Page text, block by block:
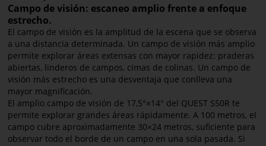
Campo de visión: escaneo amplio frente a enfoque
estrecho.
El campo de visión es la amplitud de la escena que se observa
a una distancia determinada. Un campo de visión más amplio
permite explorar áreas extensas con mayor rapidez: praderas
abiertas, linderos de campos, cimas de colinas. Un campo de
visión más estrecho es una desventaja que conlleva una
mayor magnificación.
El amplio campo de visión de 17,5°×14° del QUEST S50R te
permite explorar grandes áreas rápidamente. A 100 metros, el
campo cubre aproximadamente 30×24 metros, suficiente para
observar todo el borde de un campo en una sola pasada. Si